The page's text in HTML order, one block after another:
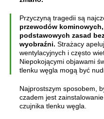
Przyczyną tragedii są
przewodów
podstawowych zasad
wyobraźni. Strażacy
wentylacyjnych i często
Niepokojącymi objawami
tlenku węgla mogą być
Najprostszym sposobem,
czadem jest
czujnika tlenku węgla.